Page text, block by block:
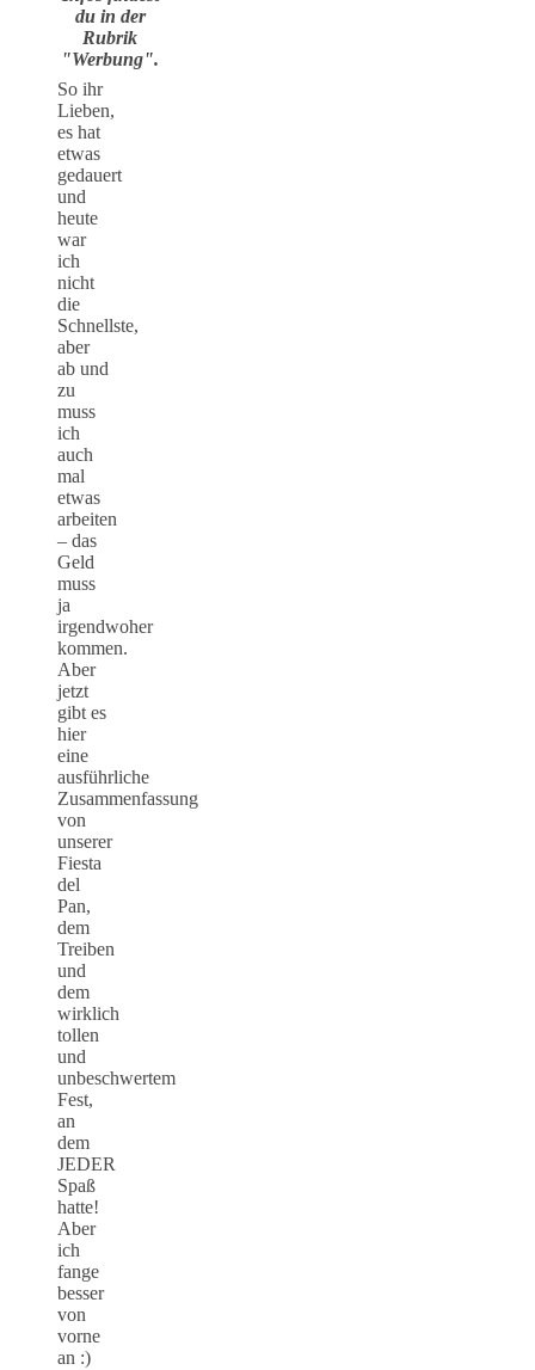
du in der
Rubrik
"Werbung".
So ihr
Lieben,
es hat
etwas
gedauert
und
heute
war
ich
nicht
die
Schnellste,
aber
ab und
zu
muss
ich
auch
mal
etwas
arbeiten
– das
Geld
muss
ja
irgendwoher
kommen.
Aber
jetzt
gibt es
hier
eine
ausführliche
Zusammenfassung
von
unserer
Fiesta
del
Pan,
dem
Treiben
und
dem
wirklich
tollen
und
unbeschwertem
Fest,
an
dem
JEDER
Spaß
hatte!
Aber
ich
fange
besser
von
vorne
an :)